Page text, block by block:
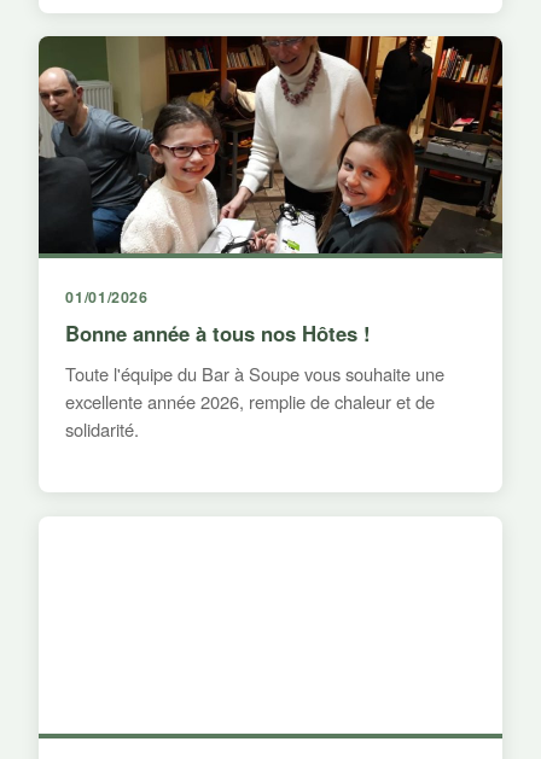
01/01/2026
Bonne année à tous nos Hôtes !
Toute l'équipe du Bar à Soupe vous souhaite une
excellente année 2026, remplie de chaleur et de
solidarité.